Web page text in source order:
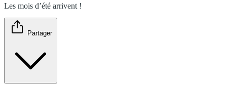
Les mois d’été arrivent !
Partager